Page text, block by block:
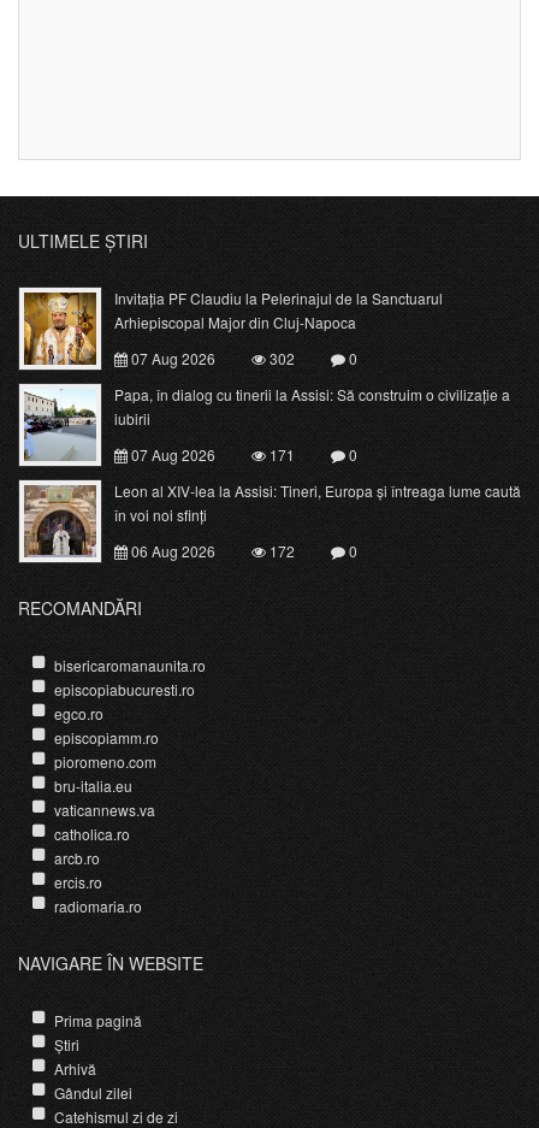
ULTIMELE ȘTIRI
Invitația PF Claudiu la Pelerinajul de la Sanctuarul
Arhiepiscopal Major din Cluj-Napoca
07 Aug 2026
302
0
Papa, în dialog cu tinerii la Assisi: Să construim o civilizație a
iubirii
07 Aug 2026
171
0
Leon al XIV-lea la Assisi: Tineri, Europa și întreaga lume caută
în voi noi sfinți
06 Aug 2026
172 0
RECOMANDĂRI
bisericaromanaunita.ro
episcopiabucuresti.ro
egco.ro
episcopiamm.ro
pioromeno.com
bru-italia.eu
vaticannews.va
catholica.ro
arcb.ro
ercis.ro
radiomaria.ro
NAVIGARE ÎN WEBSITE
Prima pagină
Știri
Arhivă
Gândul zilei
Catehismul zi de zi